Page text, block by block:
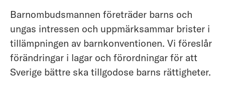
Barnombudsmannen företräder barns och
ungas intressen och uppmärksammar brister i
tillämpningen av barnkonventionen. Vi föreslår
förändringar i lagar och förordningar för att
Sverige bättre ska tillgodose barns rättigheter.